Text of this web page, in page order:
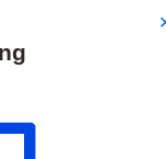
Verzendingen